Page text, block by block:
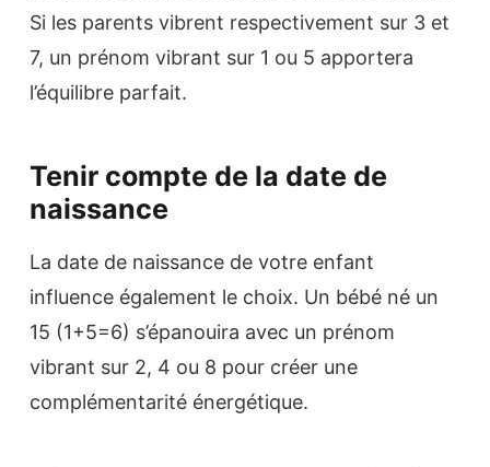
Si les parents vibrent respectivement sur 3 et
7, un prénom vibrant sur 1 ou 5 apportera
l’équilibre parfait.
Tenir compte de la date de
naissance
La date de naissance de votre enfant
influence également le choix. Un bébé né un
15 (1+5=6) s’épanouira avec un prénom
vibrant sur 2, 4 ou 8 pour créer une
complémentarité énergétique.